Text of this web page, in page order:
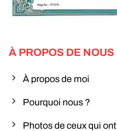
À PROPOS DE NOUS
À propos de moi
Pourquoi nous ?
Photos de ceux qui ont